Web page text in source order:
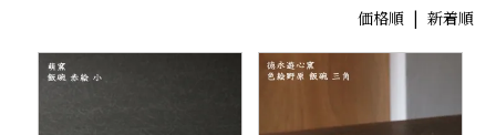
価格順 | 新着順